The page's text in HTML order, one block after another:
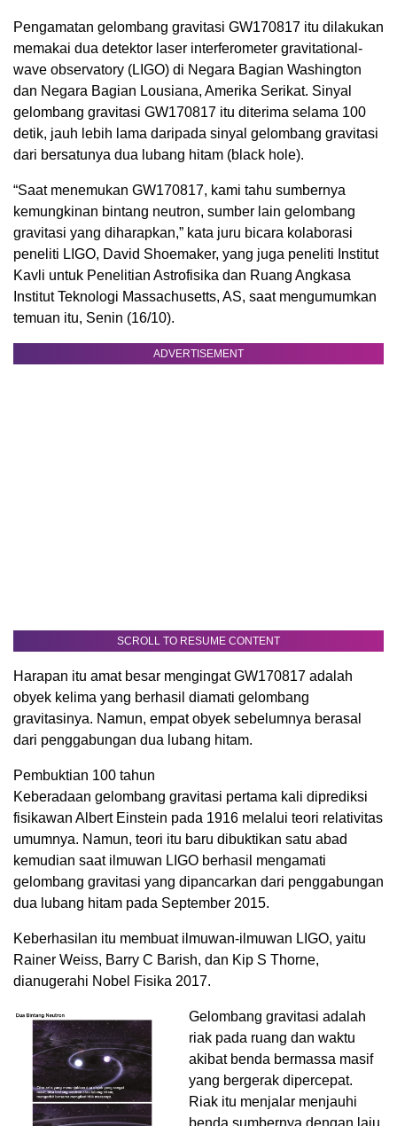
Pengamatan gelombang gravitasi GW170817 itu dilakukan
memakai dua detektor laser interferometer gravitational-
wave observatory (LIGO) di Negara Bagian Washington
dan Negara Bagian Lousiana, Amerika Serikat. Sinyal
gelombang gravitasi GW170817 itu diterima selama 100
detik, jauh lebih lama daripada sinyal gelombang gravitasi
dari bersatunya dua lubang hitam (black hole).
“Saat menemukan GW170817, kami tahu sumbernya
kemungkinan bintang neutron, sumber lain gelombang
gravitasi yang diharapkan,” kata juru bicara kolaborasi
peneliti LIGO, David Shoemaker, yang juga peneliti Institut
Kavli untuk Penelitian Astrofisika dan Ruang Angkasa
Institut Teknologi Massachusetts, AS, saat mengumumkan
temuan itu, Senin (16/10).
ADVERTISEMENT
SCROLL TO RESUME CONTENT
Harapan itu amat besar mengingat GW170817 adalah
obyek kelima yang berhasil diamati gelombang
gravitasinya. Namun, empat obyek sebelumnya berasal
dari penggabungan dua lubang hitam.
Pembuktian 100 tahun
Keberadaan gelombang gravitasi pertama kali diprediksi
fisikawan Albert Einstein pada 1916 melalui teori relativitas
umumnya. Namun, teori itu baru dibuktikan satu abad
kemudian saat ilmuwan LIGO berhasil mengamati
gelombang gravitasi yang dipancarkan dari penggabungan
dua lubang hitam pada September 2015.
Keberhasilan itu membuat ilmuwan-ilmuwan LIGO, yaitu
Rainer Weiss, Barry C Barish, dan Kip S Thorne,
dianugerahi Nobel Fisika 2017.
Gelombang gravitasi adalah
riak pada ruang dan waktu
akibat benda bermassa masif
yang bergerak dipercepat.
Riak itu menjalar menjauhi
benda sumbernya dengan laju